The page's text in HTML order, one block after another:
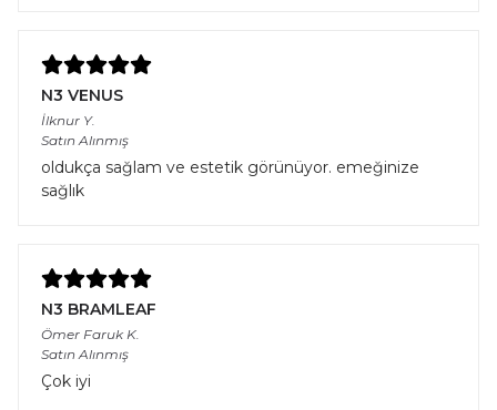
N3 VENUS
İlknur Y.
Satın Alınmış
oldukça sağlam ve estetik görünüyor. emeğinize
sağlık
N3 BRAMLEAF
Ömer Faruk K.
Satın Alınmış
Çok iyi